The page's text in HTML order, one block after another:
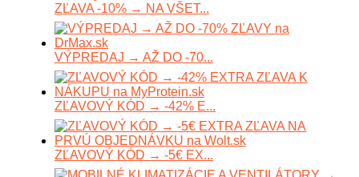
ZĽAVA -10% → NA VŠET...
VÝPREDAJ → AŽ DO -70...
ZĽAVOVÝ KÓD → -42% E...
ZĽAVOVÝ KÓD → -5€ EX...